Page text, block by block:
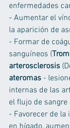
enfermedades
- Aumentar el
la aparición de
- Formar de
sanguíneos (
arterosclerosis
ateromas -
internas de las
el flujo de sangre
- Favorecer de